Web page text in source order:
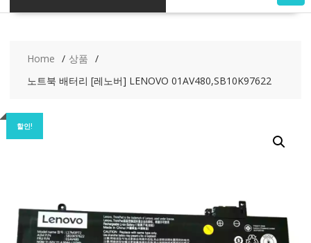
Home
상품
노트북 배터리 [레노버] LENOVO 01AV480,SB10K97622
할인!